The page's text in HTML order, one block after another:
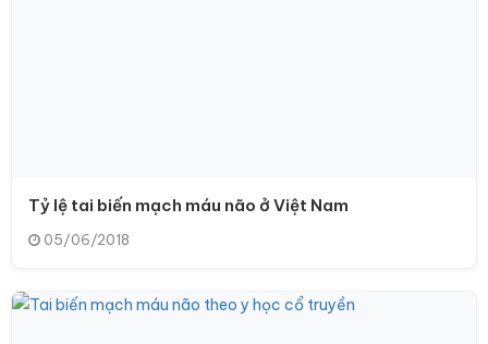
Tỷ lệ tai biến mạch máu não ở Việt Nam
05/06/2018